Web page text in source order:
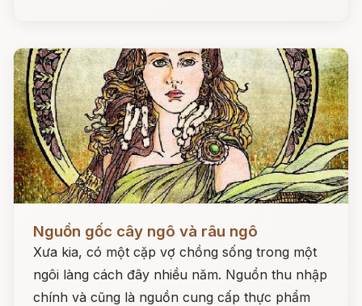
Đọc ngay
Nguồn gốc cây ngô và râu ngô
Xưa kia, có một cặp vợ chồng sống trong một
ngôi làng cách đây nhiều năm. Nguồn thu nhập
chính và cũng là nguồn cung cấp thực phẩm